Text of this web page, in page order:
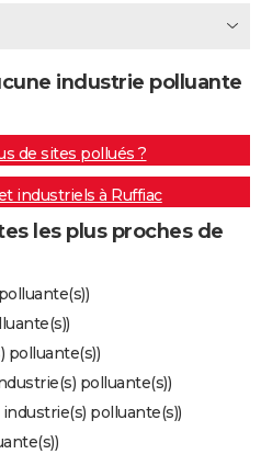
industrie polluante
de sites pollués ?
industriels à Ruffiac
les plus proches de
polluante(s))
polluante(s))
polluante(s))